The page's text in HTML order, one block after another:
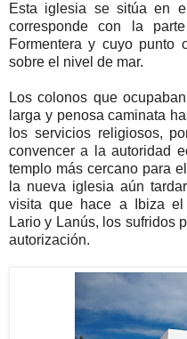
Esta iglesia se sitúa en
corresponde con la
Formentera y cuyo punto
sobre el nivel de mar.
Los colonos que
larga y penosa caminata
los servicios religiosos,
convencer a la autoridad
templo más cercano para
la nueva iglesia aún
visita que hace a Ibiza el
Lario y Lanús, los sufridos
autorización.